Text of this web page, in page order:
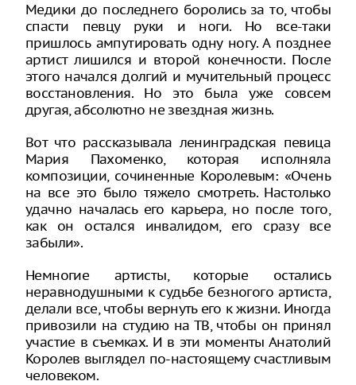
Медики до последнего боролись за то, чтобы
спасти певцу руки и ноги. Но все-таки
пришлось ампутировать одну ногу. А позднее
артист лишился и второй конечности. После
этого начался долгий и мучительный процесс
восстановления. Но это была уже совсем
другая, абсолютно не звездная жизнь.
Вот что рассказывала ленинградская певица
Мария Пахоменко, которая исполняла
композиции, сочиненные Королевым: «Очень
на все это было тяжело смотреть. Настолько
удачно началась его карьера, но после того,
как он остался инвалидом, его сразу все
забыли».
Немногие артисты, которые остались
неравнодушными к судьбе безногого артиста,
делали все, чтобы вернуть его к жизни. Иногда
привозили на студию на ТВ, чтобы он принял
участие в съемках. И в эти моменты Анатолий
Королев выглядел по-настоящему счастливым
человеком.